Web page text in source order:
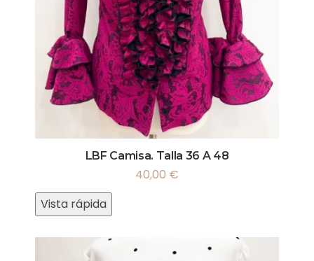
LBF Camisa. Talla 36 A 48
40,00 €
Vista rápida